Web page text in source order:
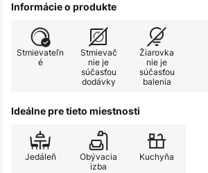
Informácie o produkte
Stmievateľn
é
Stmievač
nie je
súčasťou
dodávky
Žiarovka
nie je
súčasťou
balenia
Ideálne pre tieto miestnosti
Jedáleň
Obývacia
izba
Kuchyňa